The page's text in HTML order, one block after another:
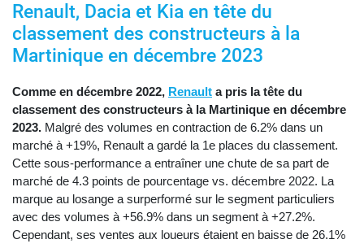
Renault, Dacia et Kia en tête du
classement des constructeurs à la
Martinique en décembre 2023
Comme en décembre 2022, Renault a pris la tête du
classement des constructeurs à la Martinique en décembre
2023. Malgré des volumes en contraction de 6.2% dans un
marché à +19%, Renault a gardé la 1e places du classement.
Cette sous-performance a entraîner une chute de sa part de
marché de 4.3 points de pourcentage vs. décembre 2022. La
marque au losange a surperformé sur le segment particuliers
avec des volumes à +56.9% dans un segment à +27.2%.
Cependant, ses ventes aux loueurs étaient en baisse de 26.1%